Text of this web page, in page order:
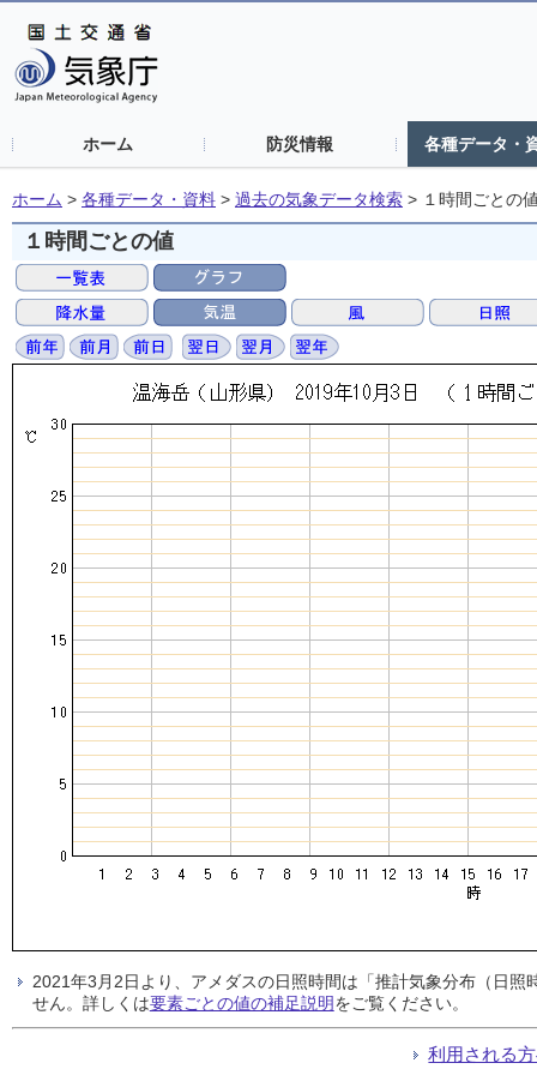
ホーム 防災情報 各種データ・
ホーム > 各種データ・資料 > 過去の気象データ検索 > １時間ごとの
１時間ごとの値
2021年3月2日より、アメダスの日照時間は「推計気象分布（日
せん。詳しくは要素ごとの値の補足説明をご覧ください。
利用される